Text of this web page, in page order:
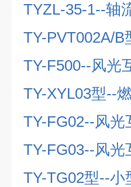
TYZL-35-1--轴
TY-PVT002A/B
TY-F500--风光
TY-XYL03型--
TY-FG02--风光
TY-FG03--风光
TY-TG02型--小